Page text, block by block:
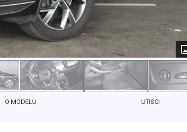
O MODELU UTISCI